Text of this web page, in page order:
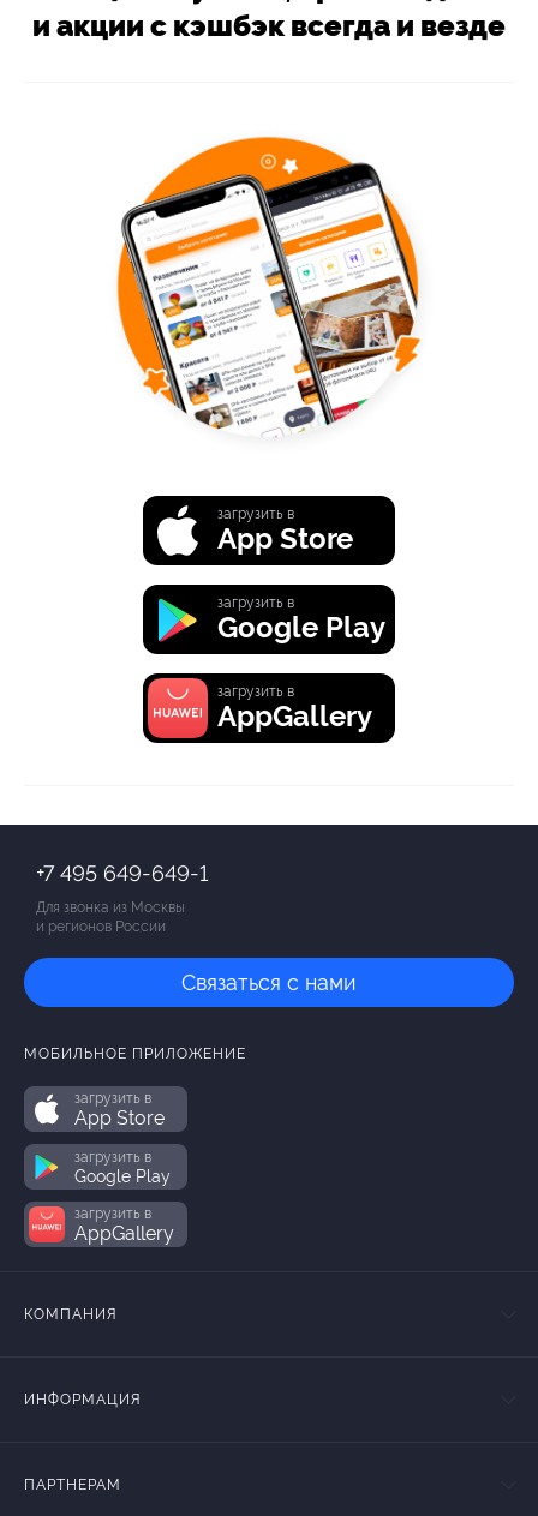
и акции с кэшбэк всегда и везде
загрузить в
App Store
загрузить в
Google Play
загрузить в
AppGallery
+7 495 649-649-1
Для звонка из Москвы
и регионов России
Связаться с нами
МОБИЛЬНОЕ ПРИЛОЖЕНИЕ
загрузить в
App Store
загрузить в
Google Play
загрузить в
AppGallery
КОМПАНИЯ
ИНФОРМАЦИЯ
ПАРТНЕРАМ